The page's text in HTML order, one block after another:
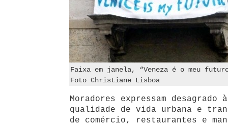
Faixa em janela, “Veneza é o meu
Foto Christiane Lisboa
Moradores expressam desagrado
qualidade de vida urbana e
de comércio, restaurantes e